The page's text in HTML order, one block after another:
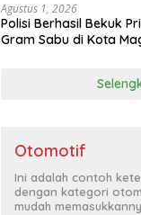
Agustus 1, 2026
Polisi Berhasil Bekuk
Gram Sabu di Kota
Otomotif
Ini adalah contoh
dengan kategori
mudah